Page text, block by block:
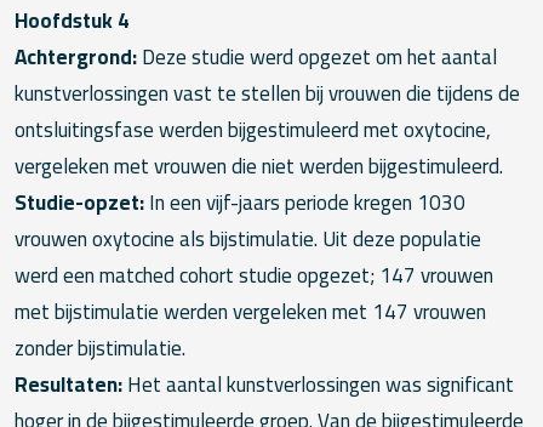
Hoofdstuk 4
Achtergrond:Deze studie werd opgezet om het aantal
kunstverlossingen vast te stellen bij vrouwen die tijdens de
ontsluitingsfase werden bijgestimuleerd met oxytocine,
vergeleken met vrouwen die niet werden bijgestimuleerd.
Studie-opzet:In een vijf-jaars periode kregen 1030
vrouwen oxytocine als bijstimulatie. Uit deze populatie
werd een matched cohort studie opgezet; 147 vrouwen
met bijstimulatie werden vergeleken met 147 vrouwen
zonder bijstimulatie.
Resultaten:Het aantal kunstverlossingen was significant